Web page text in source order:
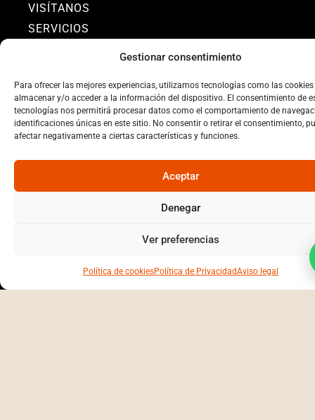
Gestionar consentimiento
Para ofrecer las mejores experiencias, utilizamos tecnologías como las
almacenar y/o acceder a la información del dispositivo. El consentimiento de
tecnologías nos permitirá procesar datos como el comportamiento de
identificaciones únicas en este sitio. No consentir o retirar el consentimiento,
afectar negativamente a ciertas características y funciones.
Aceptar
Denegar
Ver preferencias
Política de cookiesPolítica de PrivacidadAviso legal
VISÍTANOS
SERVICIOS
PRIVACIDAD
POLÍTICA DE PRIVACIDAD
POLÍTICA DE COOKIES
DECLARACIÓN DE ACCESIBILIDAD
BENEFICIARIO: PIEDRACTIVA S.L.
Financiado por la Unión Europea –
NextGenerationEU